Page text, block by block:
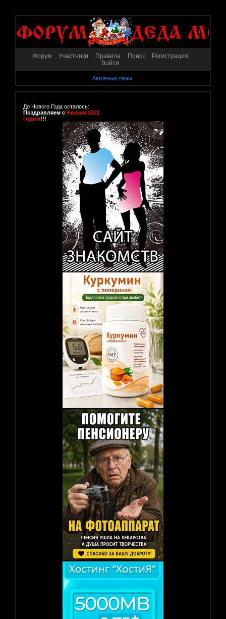
Форум Участники Правила Поиск
Регистрация
Войти
Активные темы
До Нового Года осталось:
Поздравляем с Новым 2021
годом!!!